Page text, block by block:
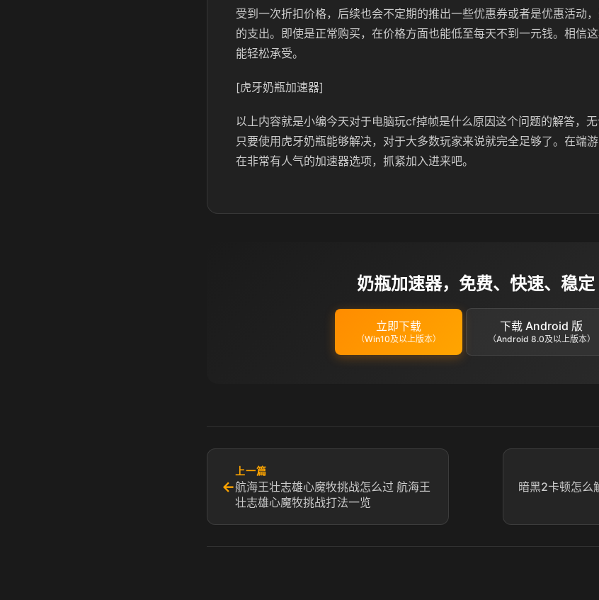
受到一次折扣价格，后续也会不定期的推出一些优惠券或者是优惠活动
的支出。即使是正常购买，在价格方面也能低至每天不到一元钱。相信
能轻松承受。
[虎牙奶瓶加速器]
以上内容就是小编今天对于电脑玩cf掉帧是什么原因这个问题的解答，无
只要使用虎牙奶瓶能够解决，对于大多数玩家来说就完全足够了。在端
在非常有人气的加速器选项，抓紧加入进来吧。
奶瓶加速器，免费、快速、稳定
立即下载
（Win10及以上版本）
下载 Android 版
（Android 8.0及以上版本）
←
上一篇
航海王壮志雄心魔牧挑战怎么过 航海王
壮志雄心魔牧挑战打法一览
暗黑2卡顿怎么